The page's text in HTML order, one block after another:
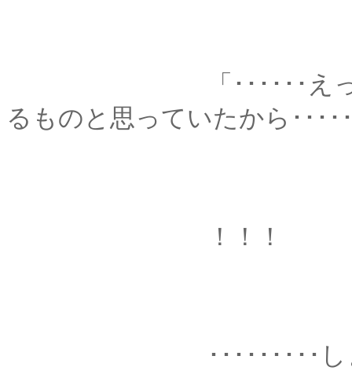
「･･････えっと････
るものと思っていたから･･･
！！！
･････････しまった